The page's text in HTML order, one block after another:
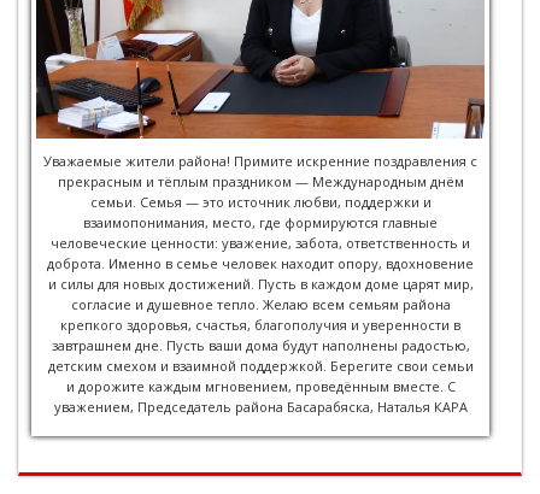
Уважаемые жители района! Примите искренние поздравления с
прекрасным и тёплым праздником — Международным днём
семьи. Семья — это источник любви, поддержки и
взаимопонимания, место, где формируются главные
человеческие ценности: уважение, забота, ответственность и
доброта. Именно в семье человек находит опору, вдохновение
и силы для новых достижений. Пусть в каждом доме царят мир,
согласие и душевное тепло. Желаю всем семьям района
крепкого здоровья, счастья, благополучия и уверенности в
завтрашнем дне. Пусть ваши дома будут наполнены радостью,
детским смехом и взаимной поддержкой. Берегите свои семьи
и дорожите каждым мгновением, проведённым вместе. С
уважением, Председатель района Басарабяска, Наталья КАРА